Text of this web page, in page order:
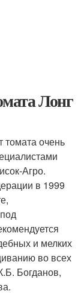
Лонг
томата очень
Агро.
в 1999
и мелких
во всех
Богданов,